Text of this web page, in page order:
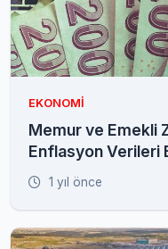
EKONOMI
Memur ve Emekli
Enflasyon Verileri
1 yıl önce